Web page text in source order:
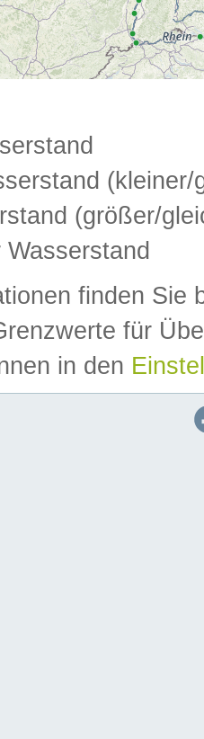
(kleiner/
(größer/
finden Sie
für
in den